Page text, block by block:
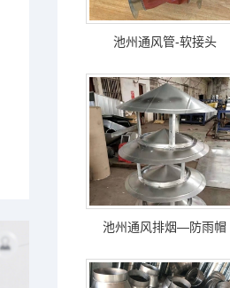
池州通风管-软接头
池州通风排烟—防雨帽